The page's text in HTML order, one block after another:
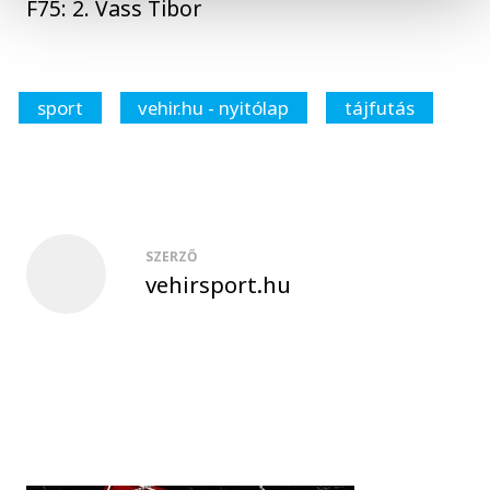
F75: 2. Vass Tibor
sport vehir.hu - nyitólap tájfutás
SZERZŐ
vehirsport.hu